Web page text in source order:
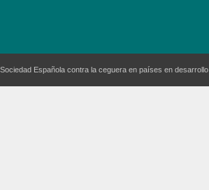
Sociedad Española contra la ceguera en países en desarrollo